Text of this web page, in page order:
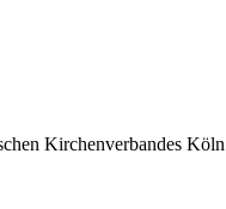
Kirchenverbandes